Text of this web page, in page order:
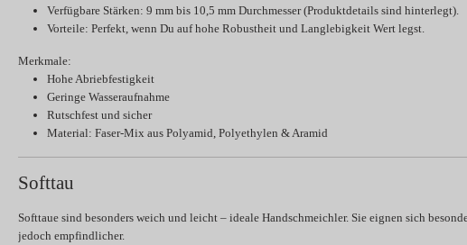
Verfügbare Stärken: 9 mm bis 10,5 mm Durchmesser (Produktdetails sind hinterlegt).
Vorteile: Perfekt, wenn Du auf hohe Robustheit und Langlebigkeit Wert legst.
Merkmale:
Hohe Abriebfestigkeit
Geringe Wasseraufnahme
Rutschfest und sicher
Material: Faser-Mix aus Polyamid, Polyethylen & Aramid
Softtau
Softtaue sind besonders weich und leicht – ideale Handschmeichler. Sie eignen sich
jedoch empfindlicher.